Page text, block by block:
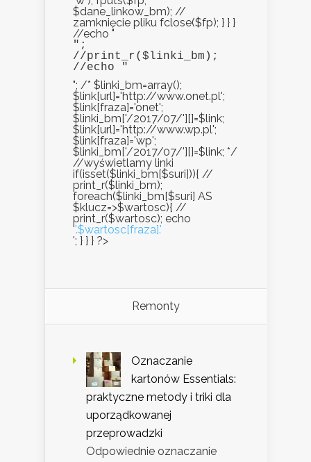
$dane_linkow_bm); //
zamknięcie pliku fclose($fp); } } }
//echo "
";
//print_r($linki_bm);
//echo "
"; /* $linki_bm=array();
$link[url]='http://www.onet.pl';
$link[fraza]='onet';
$linki_bm['/2017/07/'][]=$link;
$link[url]='http://www.wp.pl';
$link[fraza]='wp';
$linki_bm['/2017/07/'][]=$link; */
//wyświetlamy linki
if(isset($linki_bm[$suri])){ //
print_r($linki_bm);
foreach($linki_bm[$suri] AS
$klucz=>$wartosc){ //
print_r($wartosc); echo
''.$wartosc[fraza].'
'; } } } ?>
Remonty
Oznaczanie
kartonów Essentials:
praktyczne metody i triki dla
uporządkowanej
przeprowadzki
Odpowiednie oznaczanie